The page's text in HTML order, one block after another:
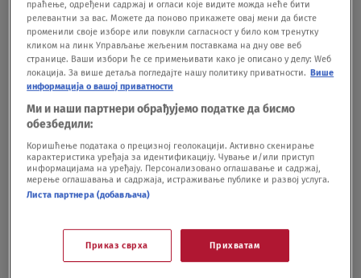
LIFESTYLE22.03. 17
Nišlije SNS prostorije oblepili umrlicama:
"Posle 17 godina, SNS preminuo od
posledica korupcije, krađa, laži..." VIDEO
DRUŠTVO13.09.25.
праћење, одређени садржај и огласи које видите можда неће бити
релевантни за вас. Можете да поново прикажете овај мени да бисте
променили своје изборе или повукли сагласност у било ком тренутку
кликом на линк Управљање жељеним поставкама на дну ове веб
странице. Ваши избори ће се примењивати како је описано у делу: Wеб
локација. За више детаља погледајте нашу политику приватности. Више
информација о вашој приватности
Ми и наши партнери обрађујемо податке да бисмо
обезбедили:
Коришћење података о прецизној геолокацији. Активно скенирање
карактеристика уређаја за идентификацију. Чување и/или приступ
информацијама на уређају. Персонализовано оглашавање и садржај,
мерење оглашавања и садржаја, истраживање публике и развој услуга.
Листа партнера (добављача)
Приказ сврха Прихватам